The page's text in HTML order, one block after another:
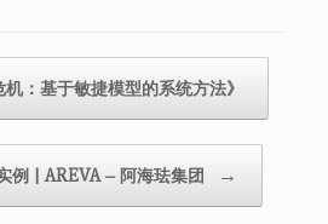
机：基于敏捷模型的系统方法》
例 | AREVA – 阿海珐集团 →